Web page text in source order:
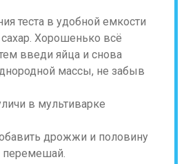
теста в удобной емкости
Хорошенько всё
введи яйца и снова
массы, не забыв
дрожжи и половину
перемешай.